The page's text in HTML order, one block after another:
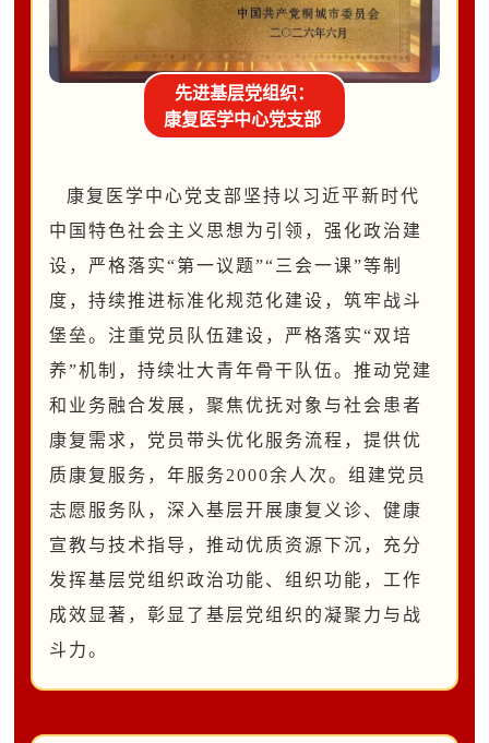
先进基层党组织：
康复医学中心党支部
康复医学中心党支部 坚持以习近平新时代
中国特色社会主义思想为引领，强化政治建
设， 严格落实“第一议题”“ 三会一课”等制
度，持续推进标准化规范化建设，筑牢战斗
堡垒。注重党员队伍建设，严格落实“双培
养”机制，持续壮大青年骨干队伍。推动党建
和业务融合发展，聚焦优抚对象与社会患者
康复需求，党员带头优化服务流程 ，提供优
质康复服务，年服务2000余人次。组建党员
志愿服务队，深入基层开展康复义诊、健康
宣教与技术指导，推动优质资源下沉 ， 充分
发挥基层党组织政治功能、组织功能，工作
成效显著，彰显了基层党组织的凝聚力与战
斗力。